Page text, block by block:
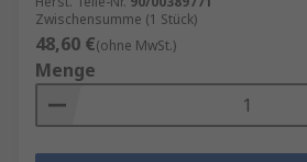
Zwischensumme (1 Stück)
48,60 €(ohne MwSt.)
Menge